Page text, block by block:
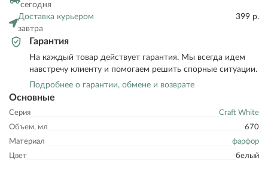
Основные
Серия
Craft White
Объем, мл
670
Материал
фарфор
Цвет
белый
сегодня
Доставка курьером
завтра
399 р.
Гарантия
На каждый товар действует гарантия. Мы всегда идем
навстречу клиенту и помогаем решить спорные ситуации.
Подробнее о гарантии, обмене и возврате